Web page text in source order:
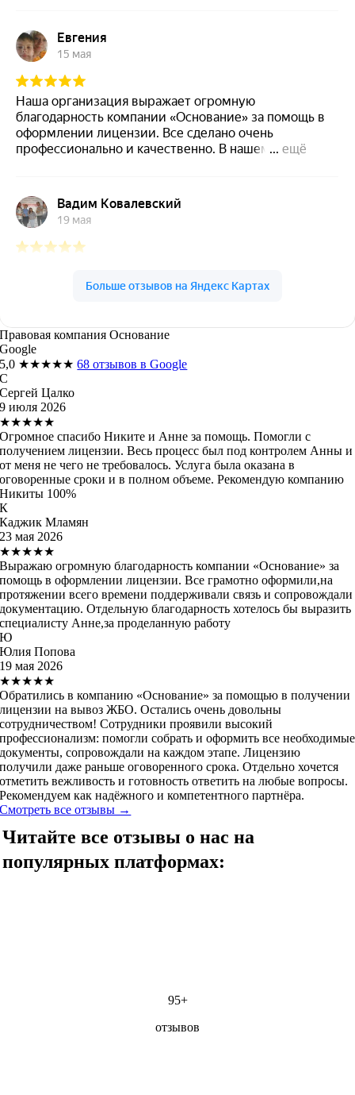
Правовая компания Основание
Google
5,0 ★★★★★68 отзывов в Google
С
Сергей Цалко
9 июля 2026
★★★★★
Огромное спасибо Никите и Анне за помощь. Помогли с
получением лицензии. Весь процесс был под контролем Анны и
от меня не чего не требовалось. Услуга была оказана в
оговоренные сроки и в полном объеме. Рекомендую компанию
Никиты 100%
К
Каджик Мламян
23 мая 2026
★★★★★
Выражаю огромную благодарность компании «Основание» за
помощь в оформлении лицензии. Все грамотно оформили,на
протяжении всего времени поддерживали связь и сопровождали
документацию. Отдельную благодарность хотелось бы выразить
специалисту Анне,за проделанную работу
Ю
Юлия Попова
19 мая 2026
★★★★★
Обратились в компанию «Основание» за помощью в получении
лицензии на вывоз ЖБО. Остались очень довольны
сотрудничеством! Сотрудники проявили высокий
профессионализм: помогли собрать и оформить все необходимые
документы, сопровождали на каждом этапе. Лицензию
получили даже раньше оговоренного срока. Отдельно хочется
отметить вежливость и готовность ответить на любые вопросы.
Рекомендуем как надёжного и компетентного партнёра.
Смотреть все отзывы →
Читайте все отзывы о нас на
популярных платформах:
95+
отзывов